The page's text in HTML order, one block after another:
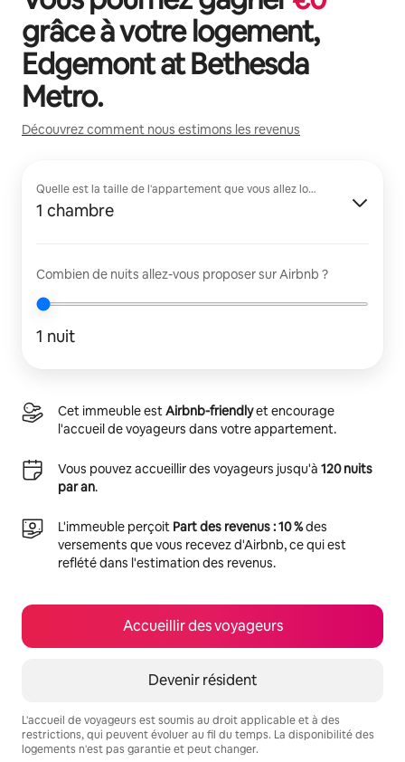
grâce à votre logement,
Edgemont at Bethesda
Metro.
Découvrez comment nous estimons les revenus
Quelle est la taille de l'appartement que vous allez louer ?
1 chambre
Combien de nuits allez-vous proposer sur Airbnb ?
1 nuit
Cet immeuble estAirbnb-friendlyet encourage
l'accueil de voyageurs dans votre appartement.
Vous pouvez accueillir des voyageurs jusqu'à 120 nuits
par an.
L'immeuble perçoit Part des revenus : 10 %des
versements que vous recevez d'Airbnb, ce qui est
reflété dans l'estimation des revenus.
Accueillir des voyageurs
Devenir résident
L'accueil de voyageurs est soumis au droit applicable et à des
restrictions, qui peuvent évoluer au fil du temps. La disponibilité des
logements n'est pas garantie et peut changer.